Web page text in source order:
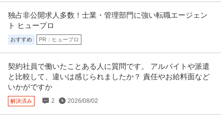
独占非公開求人多数！士業・管理部門に強い転職エージェン
ト ヒュープロ
おすすめ PR：ヒュープロ
契約社員で働いたことある人に質問です。 アルバイトや派遣
と比較して、違いは感じられましたか？ 責任やお給料面など
いかがですか
解決済み 2 2026/08/02